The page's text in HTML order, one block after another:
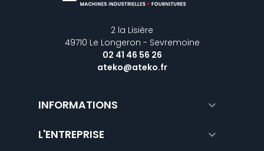
2 la Lisière
49710 Le Longeron - Sevremoine
02 41 46 56 26
ateko@ateko.fr
INFORMATIONS 
L'ENTREPRISE 